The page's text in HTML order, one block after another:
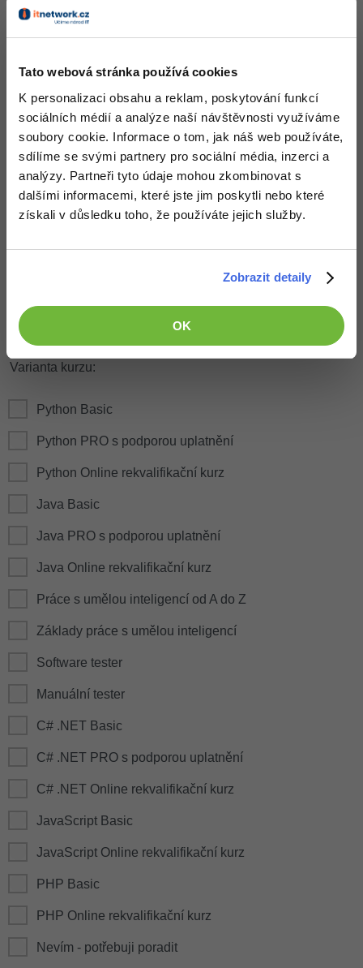
Tato webová stránka používá cookies
K personalizaci obsahu a reklam, poskytování funkcí
sociálních médií a analýze naší návštěvnosti využíváme
soubory cookie. Informace o tom, jak náš web používáte,
sdílíme se svými partnery pro sociální média, inzerci a
analýzy. Partneři tyto údaje mohou zkombinovat s
dalšími informacemi, které jste jim poskytli nebo které
získali v důsledku toho, že používáte jejich služby.
Zobrazit detaily
OK
Jméno a příjmení:
Zpráva:
Varianta kurzu:
Python Basic
Python PRO s podporou uplatnění
Python Online rekvalifikační kurz
Java Basic
Java PRO s podporou uplatnění
Java Online rekvalifikační kurz
Práce s umělou inteligencí od A do Z
Základy práce s umělou inteligencí
Software tester
Manuální tester
C# .NET Basic
C# .NET PRO s podporou uplatnění
C# .NET Online rekvalifikační kurz
JavaScript Basic
JavaScript Online rekvalifikační kurz
PHP Basic
PHP Online rekvalifikační kurz
Nevím - potřebuji poradit